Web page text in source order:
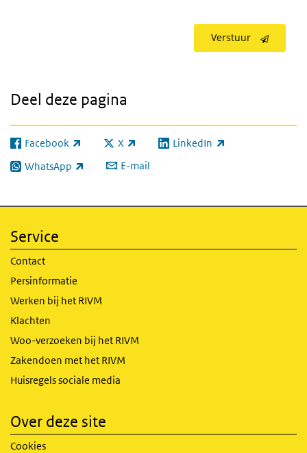
Verstuur
Deel deze pagina
Facebook
(externe link) X
(externe link) LinkedIn
(externe link)
WhatsApp
(externe link) E-mail
Service
Contact
Persinformatie
Werken bij het RIVM
Klachten
Woo-verzoeken bij het RIVM
Zakendoen met het RIVM
Huisregels sociale media
Over deze site
Cookies